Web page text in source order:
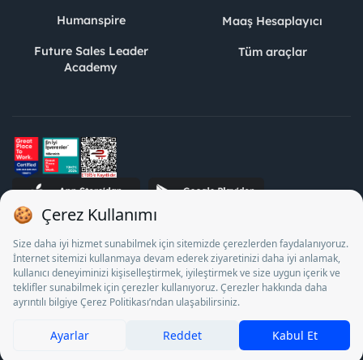
Humanspire
Future Sales Leader
Academy
Maaş Hesaplayıcı
Tüm araçlar
STJ İnsan Kaynakları Bilişim ve Danışmanlık A.Ş. Özel İstihdam
Bürosu Olarak 13/05/2025 - 12/05/2028 tarihleri arasında
faaliyette bulunmak üzere, Türkiye İş Kurumu tarafından
18/04/2025 tarih ve 18095710 sayılı karar uyarınca 1078 nolu
belge ile faaliyet göstermektedir. 4904 sayılı kanun uyarınca iş
arayanlardan ücret alınması yasaktır.